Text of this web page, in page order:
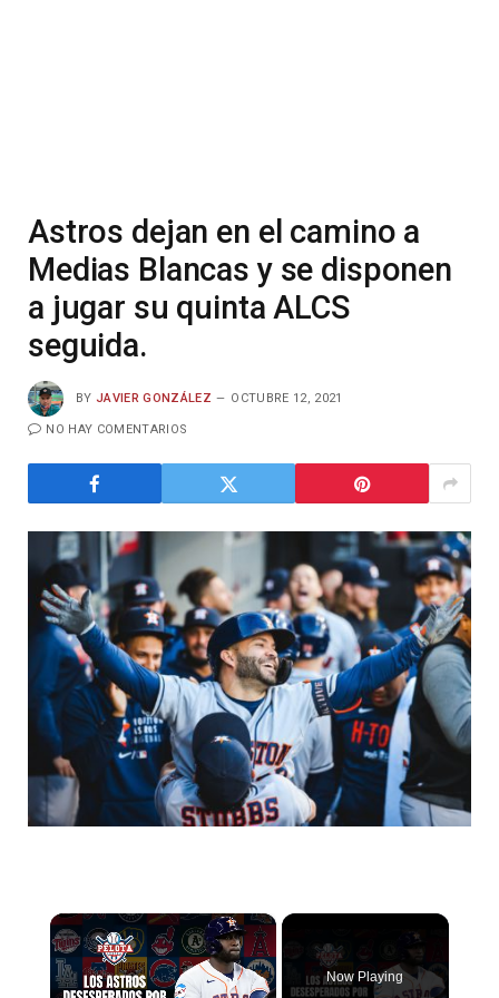
Astros dejan en el camino a
Medias Blancas y se disponen
a jugar su quinta ALCS
seguida.
BY JAVIER GONZÁLEZ OCTUBRE 12, 2021
NO HAY COMENTARIOS
×
Now Playing